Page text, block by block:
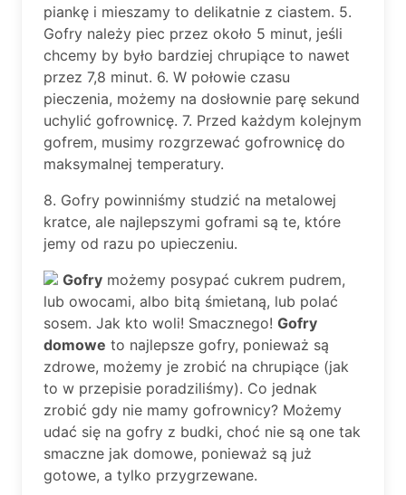
piankę i mieszamy to delikatnie z ciastem. 5.
Gofry należy piec przez około 5 minut, jeśli
chcemy by było bardziej chrupiące to nawet
przez 7,8 minut. 6. W połowie czasu
pieczenia, możemy na dosłownie parę sekund
uchylić gofrownicę. 7. Przed każdym kolejnym
gofrem, musimy rozgrzewać gofrownicę do
maksymalnej temperatury.
8. Gofry powinniśmy studzić na metalowej
kratce, ale najlepszymi goframi są te, które
jemy od razu po upieczeniu.
Gofry możemy posypać cukrem pudrem,
lub owocami, albo bitą śmietaną, lub polać
sosem. Jak kto woli! Smacznego! Gofry
domowe to najlepsze gofry, ponieważ są
zdrowe, możemy je zrobić na chrupiące (jak
to w przepisie poradziliśmy). Co jednak
zrobić gdy nie mamy gofrownicy? Możemy
udać się na gofry z budki, choć nie są one tak
smaczne jak domowe, ponieważ są już
gotowe, a tylko przygrzewane.